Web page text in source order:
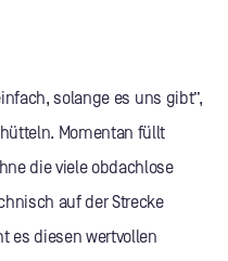
solange es uns gibt”,
Momentan füllt
die viele obdachlose
auf der Strecke
es diesen wertvollen